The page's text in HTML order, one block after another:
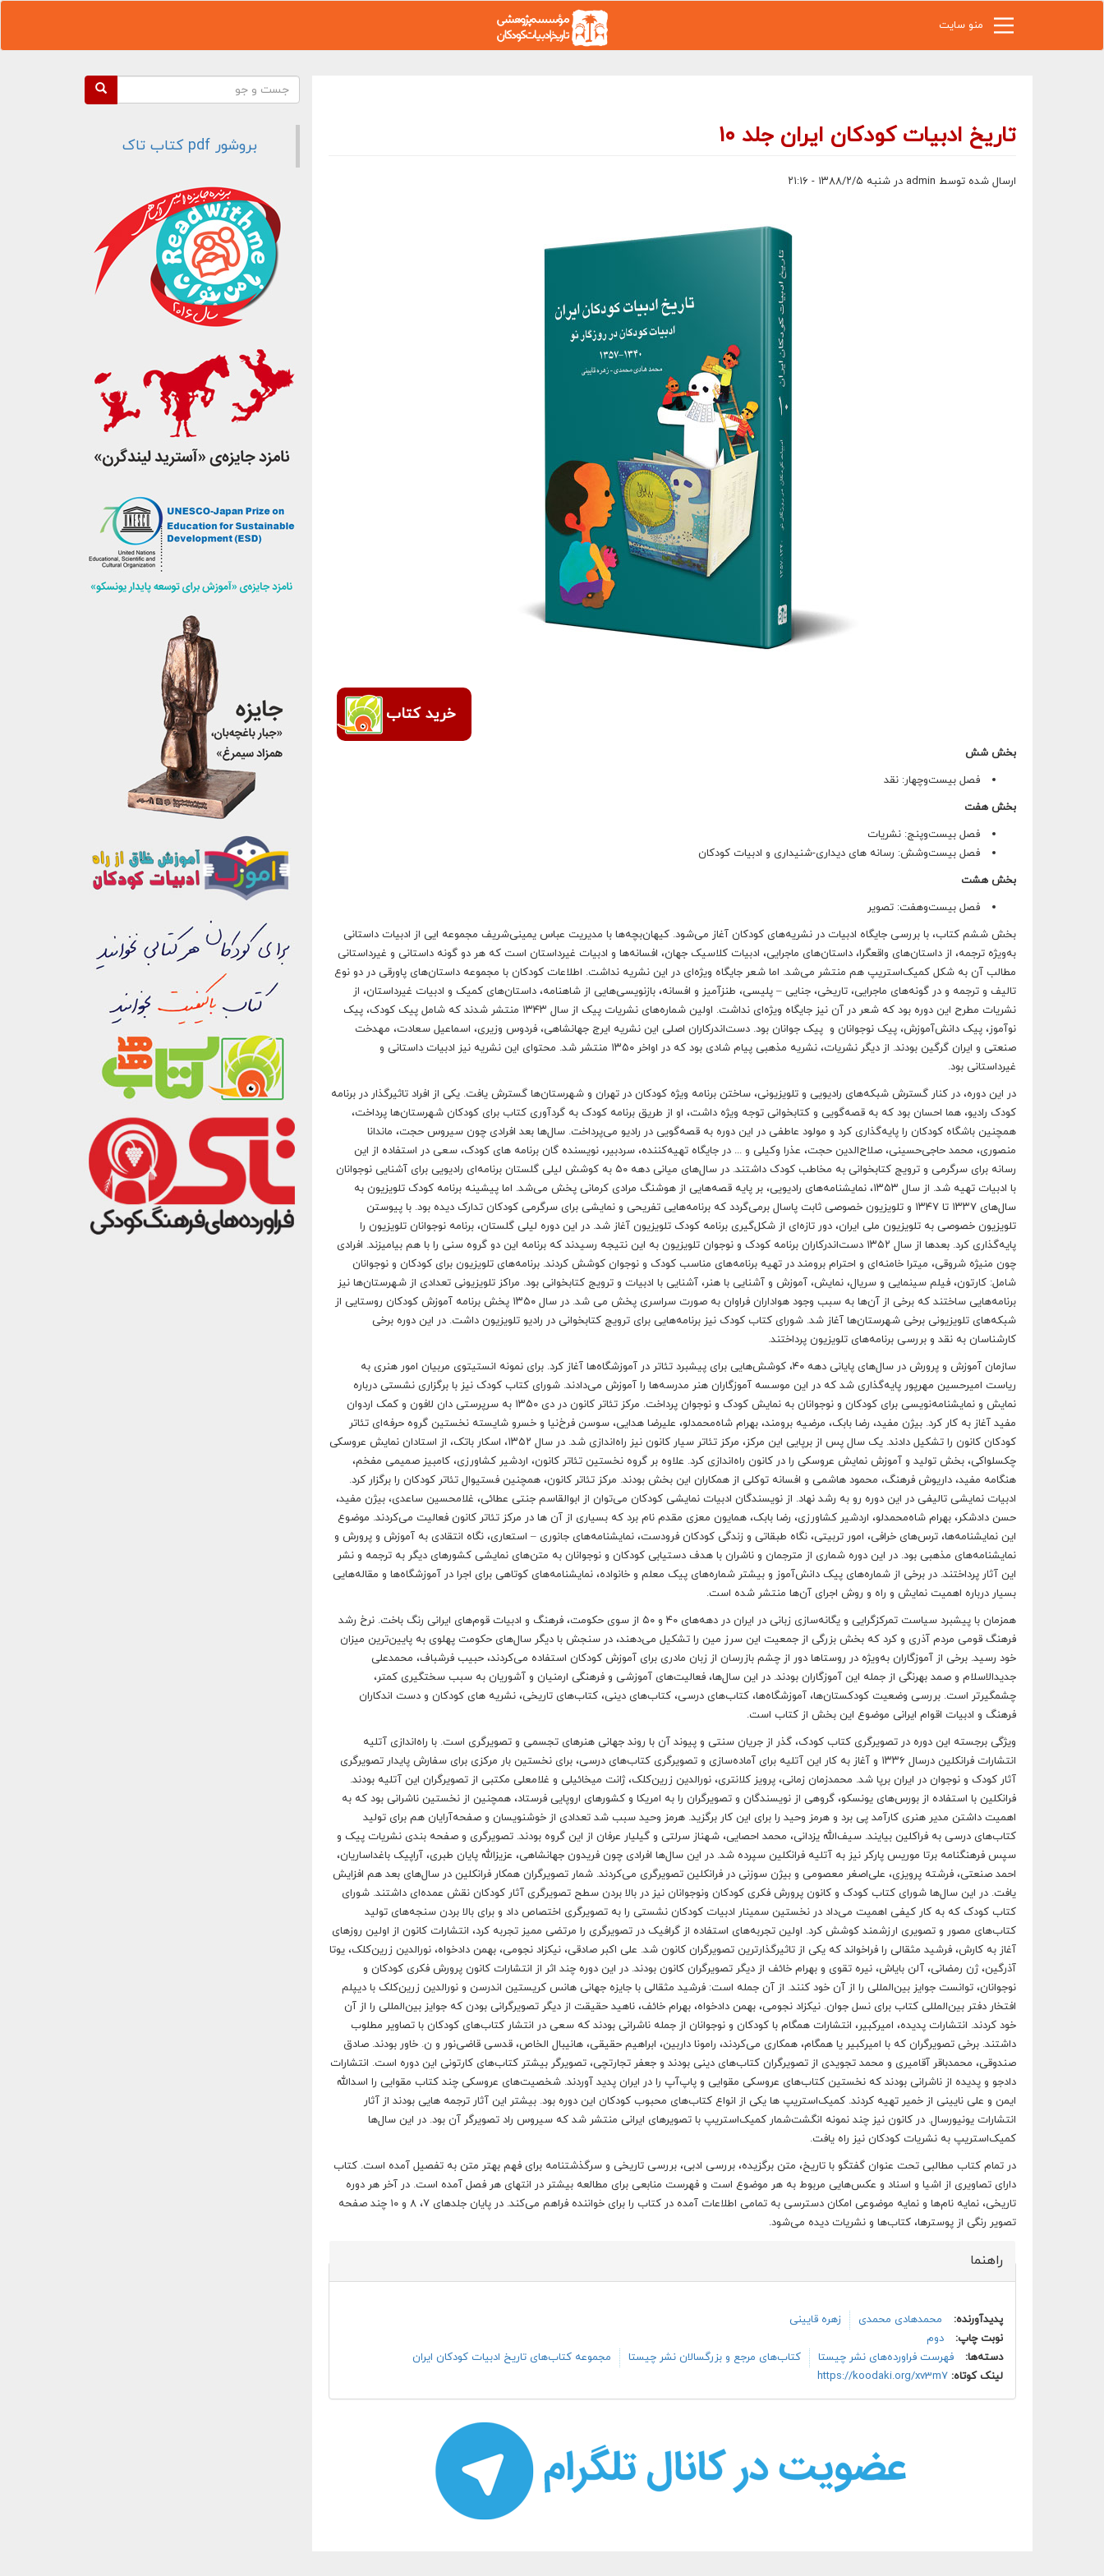
منو سایت
تاریخ ادبیات كودكان ایران جلد ۱۰
ارسال شده توسط admin در شنبه ۱۳۸۸/۲/۵ - ۲۱:۱۶
خرید کتاب
بخش شش
فصل بیست‌‌وچهار: نقد
بخش هفت
فصل بیست‌‌وپنج: نشریات
فصل بیست‌‌وشش: رسانه های دیداری-شنیداری و ادبیات کودکان
بخش هشت
فصل بیست‌‌وهفت: تصویر
بخش ششم کتاب، با بررسی جایگاه ادبیات در نشریه‌های کودکان آغاز می‌شود. کیهان‌بچه‌ها با مدیریت عباس یمینی‌شریف مجموعه ایی از ادبیات داستانی
به‌ویژه ترجمه، از داستان‌های واقعگرا، داستان‌های ماجرایی، ادبیات کلاسیک جهان، افسانه‌ها و ادبیات غیرداستان است که هر دو گونه داستانی و غیرداستانی
مطالب آن به شکل کمیک‌استریپ هم منتشر می‌شد. اما شعر جایگاه ویژه‌ای در این نشریه نداشت. اطلاعات کودکان با مجموعه داستان‌های پاورقی در دو نوع
تالیف و ترجمه و در گونه‌های ماجرایی، تاریخی، جنایی – پلیسی، طنزآمیز و افسانه، بازنویسی‌هایی از شاهنامه، داستان‌های کمیک و ادبیات غیرداستان، از
نشریات مطرح این دوره بود که شعر در آن نیز جایگاه ویژه‌ای نداشت. اولین شماره‌های نشریات پیک از سال ۱۳۴۳ منتشر شدند که شامل پیک کودک، پیک
نوآموز، پیک دانش‌آموزش، پیک نوجوانان و پیک جوانان بود. دست‌اندرکاران اصلی این نشریه ایرج جهانشاهی، فردوس وزیری، اسماعیل سعادت، مهدخت
صنعتی و ایران گرگین بودند. از دیگر نشریات، نشریه مذهبی پیام شادی بود که در اواخر ۱۳۵۰ منتشر شد. محتوای این نشریه نیز ادبیات داستانی و
غیرداستانی بود.
در این دوره، در کنار گسترش شبکه‌های رادیویی و تلویزیونی، ساختن برنامه ویژه کودکان در تهران و شهرستان‌ها گسترش یافت. یکی از افراد تاثیرگذار در برنامه
کودک رادیو، هما احسان بود که به قصه‌گویی و کتابخوانی توجه ویژه داشت، او از طریق برنامه کودک به گردآوری کتاب برای کودکان شهرستان‌ها پرداخت،
همچنین باشگاه کودکان را پایه‌گذاری کرد و مولود عاطفی در این دوره به قصه‌گویی در رادیو می‌پرداخت. سال‌ها بعد افرادی چون سیروس حجت، ماندانا
منصوری، محمد حاجی‌حسینی،‌ صلاح‌الدین حجت، عذرا وکیلی و ... در جایگاه تهیه‌کننده، سردبیر، نویسنده گان برنامه های کودک، سعی در استفاده از این
رسانه برای سرگرمی و ترویج کتابخوانی به مخاطب کودک داشتند. در سال‌های میانی دهه ۵۰ به کوشش لیلی گلستان برنامه‌ای رادیویی برای آشنایی نوجوانان
با ادبیات تهیه شد. از سال ۱۳۵۳، نمایشنامه‌های رادیویی، بر پایه قصه‌هایی از هوشنگ مرادی کرمانی پخش می‌شد. اما پیشینه برنامه کودک تلویزیون به
سال‌های ۱۳۳۷ تا ۱۳۴۷ و تلویزیون خصوصی ثابت پاسال برمی‌گردد که برنامه‌هایی تفریحی و نمایشی برای سرگرمی کودکان تدارک دیده بود. با پیوستن
تلویزیون خصوصی به تلویزیون ملی ایران، دور تازه‌ای از شکل‌گیری برنامه کودک تلویزیون آغاز شد. در این دوره لیلی گلستان، برنامه نوجوانان تلویزیون را
پایه‌گذاری کرد. بعدها از سال ۱۳۵۲ دست‌اندرکاران برنامه کودک و نوجوان تلویزیون به این نتیجه رسیدند که برنامه این دو گروه سنی را با هم بیامیزند. افرادی
چون منیژه شروقی، میترا خامنه‌ای و احترام برومند در تهیه برنامه‌های مناسب کودک و نوجوان کوشش کردند. برنامه‌های تلویزیون برای کودکان و نوجوانان
شامل: کارتون، فیلم سینمایی و سریال، نمایش، آموزش و آشنایی با هنر، آشنایی با ادبیات و ترویج کتابخوانی بود. مراکز تلویزیونی تعدادی از شهرستان‌ها نیز
برنامه‌هایی ساختند که برخی از آن‌ها به سبب وجود هواداران فراوان به صورت سراسری پخش می شد. در سال ۱۳۵۰ پخش برنامه آموزش کودکان روستایی از
شبکه‌های تلویزیونی برخی شهرستان‌ها آغاز شد. شورای کتاب کودک نیز برنامه‌هایی برای ترویج کتابخوانی در رادیو تلویزیون داشت. در این دوره برخی
کارشناسان به نقد و بررسی برنامه‌های تلویزیون پرداختند.
سازمان آموزش و پرورش در سال‌های پایانی دهه ۴۰، کوشش‌هایی برای پیشبرد تئاتر در آموزشگاه‌ها آغاز کرد. برای نمونه انستیتوی مربیان امور هنری به
ریاست امیرحسین مهرپور پایه‌گذاری شد که در این موسسه آموزگاران هنر مدرسه‌ها را آموزش می‌دادند. شورای کتاب کودک نیز با برگزاری نشستی درباره
نمایش و نمایشنامه‌نویسی برای کودکان و نوجوانان به نمایش کودک و نوجوان پرداخت. مرکز تئاتر کانون در دی ۱۳۵۰ به سرپرستی دان لافون و کمک اردوان
مفید آغاز به کار کرد. بیژن مفید، رضا بابک، مرضیه برومند، بهرام شاه‌محمدلو، علیرضا هدایی، سوسن فرخ‌نیا و خسرو شایسته نخستین گروه حرفه‌ای تئاتر
کودکان کانون را تشکیل دادند. یک سال پس از برپایی این مرکز، مرکز تئاتر سیار کانون نیز راه‌اندازی شد. در سال ۱۳۵۲، اسکار باتک، از استادان نمایش عروسکی
چکسلواکی، بخش تولید و آموزش نمایش عروسکی را در کانون راه‌اندازی کرد. علاوه بر گروه نخستین تئاتر کانون، اردشیر کشاورزی، کامبیز صمیمی مفخم،
هنگامه مفید، داریوش فرهنگ، محمود هاشمی و افسانه توکلی از همکاران این بخش بودند. مرکز تئاتر کانون، همچنین فستیوال تئاتر کودکان را برگزار کرد.
ادبیات نمایشی تالیفی در این دوره رو به رشد نهاد. از نویسندگان ادبیات نمایشی کودکان می‌توان از ابوالقاسم جنتی عطائی، غلامحسین ساعدی، بیژن مفید،
حسن دادشکر، بهرام شاه‌محمدلو، اردشیر کشاورزی، رضا بابک، همایون معزی مقدم نام برد که بسیاری از آن ها در مرکز تئاتر کانون فعالیت می‌کردند. موضوع
این نمایشنامه‌ها، ترس‌های خرافی، امور تربیتی، نگاه طبقاتی و زندگی کودکان فرودست، نمایشنامه‌های جانوری – استعاری، نگاه انتقادی به آموزش و پرورش و
نمایشنامه‌های مذهبی بود. در این دوره شماری از مترجمان و ناشران با هدف دستیابی کودکان و نوجوانان به متن‌های نمایشی کشورهای دیگر به ترجمه و نشر
این آثار پرداختند. در برخی از شماره‌های پیک دانش‌آموز و بیشتر شماره‌های پیک معلم و خانواده، نمایشنامه‌های کوتاهی برای اجرا در آموزشگاه‌ها و مقاله‌هایی
بسیار درباره اهمیت نمایش و راه و روش اجرای آن‌ها منتشر شده است.
همزمان با پیشبرد سیاست تمرکزگرایی و یگانه‌سازی زبانی در ایران در دهه‌های ۴۰ و ۵۰ از سوی حکومت، فرهنگ و ادبیات قوم‌های ایرانی رنگ باخت. نرخ رشد
فرهنگ قومی مردم آذری و کرد که بخش بزرگی از جمعیت این سرز مین را تشکیل می‌دهند، در سنجش با دیگر سال‌های حکومت پهلوی به پایین‌ترین میزان
خود رسید. برخی از آموزگاران به‌ویژه در روستاها دور از چشم بازرسان از زبان مادری برای آموزش کودکان استفاده می‌کردند، حبیب فرشباف، محمدعلی
جدیدالاسلام و صمد بهرنگی از جمله این آموزگاران بودند. در این سال‌ها، فعالیت‌های آموزشی و فرهنگی ارمنیان و آشوریان به سبب سختگیری کمتر،
چشمگیرتر است. بررسی وضعیت کودکستان‌ها، آموزشگاه‌ها، کتاب‌های درسی، کتاب‌های دینی، کتاب‌های تاریخی، نشریه های کودکان و دست اندکاران
فرهنگ و ادبیات اقوام ایرانی موضوع این بخش از کتاب است.
ویژگی برجسته این دوره در تصویرگری کتاب کودک، گذر از جریان سنتی و پیوند آن با روند جهانی هنرهای تجسمی و تصویرگری است. با راه‌اندازی آتلیه
انتشارات فرانکلین درسال ۱۳۳۶ و آغاز به کار این آتلیه برای آماده‌سازی و تصویرگری کتاب‌های درسی، برای نخستین بار مرکزی برای سفارش پایدار تصویرگری
آثار کودک و نوجوان در ایران برپا شد. محمدزمان زمانی، پرویز کلانتری، نورالدین زرین‌کلک، ژانت میخائیلی و غلامعلی مکتبی از تصویرگران این آتلیه بودند.
فرانکلین با استفاده از بورس‌های یونسکو، گروهی از نویسندگان و تصویرگران را به امریکا و کشورهای اروپایی فرستاد، همچنین از نخستین ناشرانی بود که به
اهمیت داشتن مدیر هنری کارآمد پی برد و هرمز وحید را برای این کار برگزید. هرمز وحید سبب شد تعدادی از خوشنویسان و صفحه‌آرایان هم برای تولید
کتاب‌های درسی به فراکلین بیایند. سیف‌الله یزدانی، محمد احصایی، شهناز سرلتی و گیلیار عرفان از این گروه بودند. تصویرگری و صفحه بندی نشریات پیک و
سپس فرهنگنامه برتا موریس پارکر نیز به آتلیه فرانکلین سپرده شد. در این سال‌ها افرادی چون فریدون جهانشاهی، عزیزالله پایان طبری، آراپیک باغداساریان،
احمد صنعتی، فرشته پرویزی، علی‌اصغر معصومی و بیژن سوزنی در فرانکلین تصویرگری می‌کردند. شمار تصویرگران همکار فرانکلین در سال‌های بعد هم افزایش
یافت. در این سال‌ها شورای کتاب کودک و کانون پرورش فکری کودکان ونوجوانان نیز در بالا بردن سطح تصویرگری آثار کودکان نقش عمده‌ای داشتند. شورای
کتاب کودک که به کار کیفی اهمیت می‌داد در نخستین سمینار ادبیات کودکان نشستی را به تصویرگری اختصاص داد و برای بالا بردن سنجه‌های تولید
کتاب‌های مصور و تصویری ارزشمند کوشش کرد. اولین تجربه‌های استفاده از گرافیک در تصویرگری را مرتضی ممیز تجربه کرد، انتشارات کانون از اولین روزهای
آغاز به کارش، فرشید مثقالی را فراخواند که یکی از تاثیرگذارترین تصویرگران کانون شد. علی اکبر صادقی، نیکزاد نجومی، بهمن دادخواه، نورالدین زرین‌کلک، یوتا
آذرگین، ژن رمضانی، آلن بایاش، نیره تقوی و بهرام خائف از دیگر تصویرگران کانون بودند. در این دوره چند اثر از انتشارات کانون پرورش فکری کودکان و
نوجوانان، توانست جوایز بین‌المللی را از آن خود کنند. از آن جمله است: فرشید مثقالی با جایزه جهانی هانس کریستین اندرسن و نورالدین زرین‌کلک با دیپلم
افتخار دفتر بین‌المللی کتاب برای نسل جوان. نیکزاد نجومی، بهمن دادخواه، بهرام خائف، ناهید حقیقت از دیگر تصویرگرانی بودن که جوایز بین‌المللی را از آن
خود کردند. انتشارات پدیده، امیرکبیر، انتشارات همگام با کودکان و نوجوانان از جمله ناشرانی بودند که سعی در انتشار کتاب‌های کودکان با تصاویر مطلوب
داشتند. برخی تصویرگران که با امیرکبیر یا همگام، همکاری می‌کردند، رامونا داربین، ابراهیم حقیقی، هانیبال الخاص، قدسی قاضی‌نور و ن. خاور بودند. صادق
صندوقی، محمدباقر آقامیری و محمد تجویدی از تصویرگران کتاب‌های دینی بودند و جعفر تجارتچی، تصویرگر بیشتر کتاب‌های کارتونی این دوره است. انتشارات
دادجو و پدیده از ناشرانی بودند که نخستین کتاب‌های عروسکی مقوایی و پاپ‌آپ را در ایران پدید آوردند. شخصیت‌های عروسکی چند کتاب مقوایی را اسدالله
ایمن و علی نایینی از خمیر تهیه کردند. کمیک‌استریپ ها یکی از انواع کتاب‌های محبوب کودکان این دوره بود. بیشتر این آثار ترجمه هایی بودند از آثار
انتشارات یونیورسال. در کانون نیز چند نمونه انگشت‌شمار کمیک‌استریپ با تصویرهای ایرانی منتشر شد که سیروس راد تصویرگر آن بود. در این سال‌ها
کمیک‌استریپ به نشریات کودکان نیز راه یافت.
در تمام کتاب مطالبی تحت عنوان گفتگو با تاریخ، متن برگزیده، بررسی ادبی، بررسی تاریخی و سرگذشتنامه برای فهم بهتر متن به تفصیل آمده است. کتاب
دارای تصاویری از اشیا و اسناد و عکس‌هایی مربوط به هر موضوع است و فهرست منابعی برای مطالعه بیشتر در انتهای هر فصل آمده است. در آخر هر دوره
تاریخی، نمایه نام‌ها و نمایه موضوعی امکان دسترسی به تمامی اطلاعات آمده در کتاب را برای خواننده فراهم می‌کند. در پایان جلدهای ۷، ۸ و ۱۰ چند صفحه
تصویر رنگی از پوسترها، کتاب‌ها و نشریات دیده می‌شود.
پنهان کن
راهنما
پدیدآورنده: محمدهادی محمدی
زهره قایینی
نوبت چاپ:
دوم
دسته‌ها:
فهرست فراورده‌های نشر چیستا کتاب‌های مرجع و بزرگسالان نشر چیستا
مجموعه کتاب‌های تاریخ ادبیات کودکان ایران
لینک کوتاه: https://koodaki.org/xv3m7
فرم جستجو
بروشور pdf کتاب تاک